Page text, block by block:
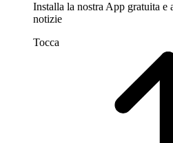
Installa la nostra App gratuita e
notizie
Tocca